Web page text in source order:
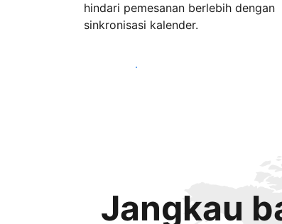
hindari pemesanan berlebih dengan
sinkronisasi kalender.
Mulai sekarang
Jangkau